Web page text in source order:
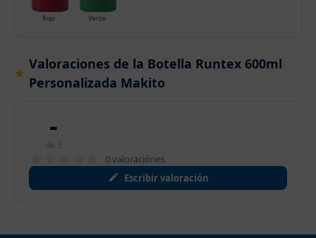
Rojo Verde
Valoraciones de la Botella Runtex 600ml
Personalizada Makito
-
de 5
0 valoraciónes
Escribir valoración